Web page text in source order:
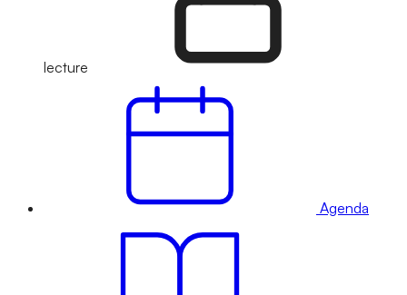
lecture
Agenda